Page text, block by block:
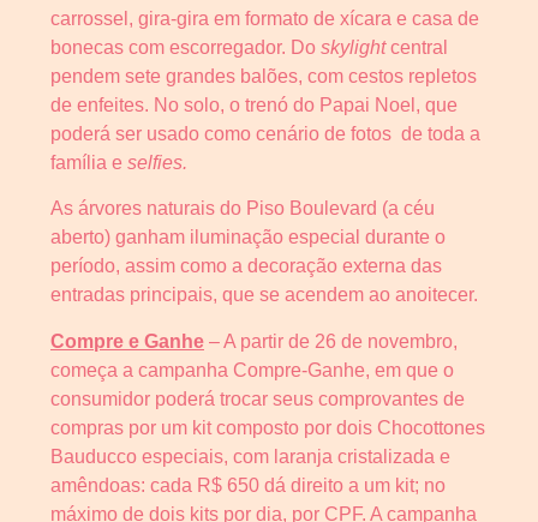
carrossel, gira-gira em formato de xícara e casa de
bonecas com escorregador. Do skylightcentral
pendem sete grandes balões, com cestos repletos
de enfeites. No solo, o trenó do Papai Noel, que
poderá ser usado como cenário de fotos de toda a
família e selfies.
As árvores naturais do Piso Boulevard (a céu
aberto) ganham iluminação especial durante o
período, assim como a decoração externa das
entradas principais, que se acendem ao anoitecer.
Compre e Ganhe – A partir de 26 de novembro,
começa a campanha Compre-Ganhe, em que o
consumidor poderá trocar seus comprovantes de
compras por um kit composto por dois Chocottones
Bauducco especiais, com laranja cristalizada e
amêndoas: cada R$ 650 dá direito a um kit; no
máximo de dois kits por dia, por CPF. A campanha